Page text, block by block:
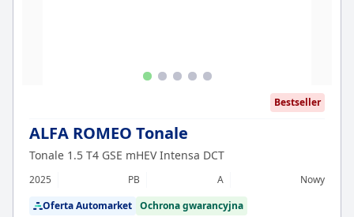
Bestseller
ALFA ROMEO Tonale
Tonale 1.5 T4 GSE mHEV Intensa DCT
2025 PB A
Nowy
Oferta Automarket Ochrona gwarancyjna